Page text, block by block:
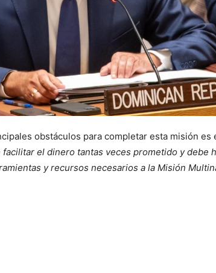
obstáculos para completar esta misión es
el dinero tantas veces prometido y debe
y recursos necesarios a la Misión